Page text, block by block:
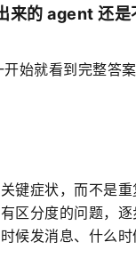
来的 agent 还是
始就看到完整答
症状，而不是重
分度的问题，逐
候发消息、什么